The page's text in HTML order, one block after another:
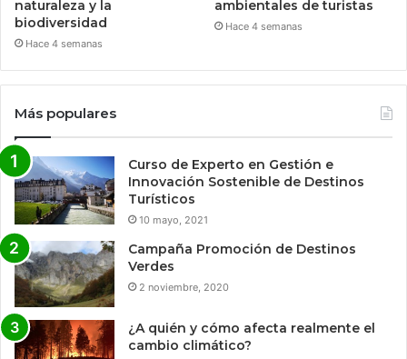
naturaleza y la
biodiversidad
Hace 4 semanas
ambientales de turistas
Hace 4 semanas
Más populares
Curso de Experto en Gestión e
Innovación Sostenible de Destinos
Turísticos
10 mayo, 2021
Campaña Promoción de Destinos
Verdes
2 noviembre, 2020
¿A quién y cómo afecta realmente el
cambio climático?